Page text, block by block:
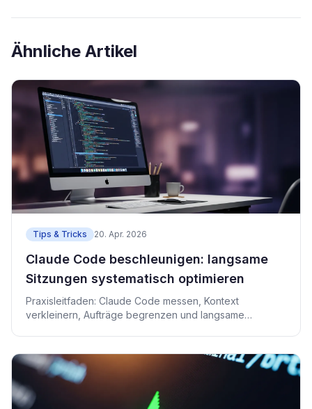
Ähnliche Artikel
Tips & Tricks 20. Apr. 2026
Claude Code beschleunigen: langsame
Sitzungen systematisch optimieren
Praxisleitfaden: Claude Code messen, Kontext
verkleinern, Aufträge begrenzen und langsame